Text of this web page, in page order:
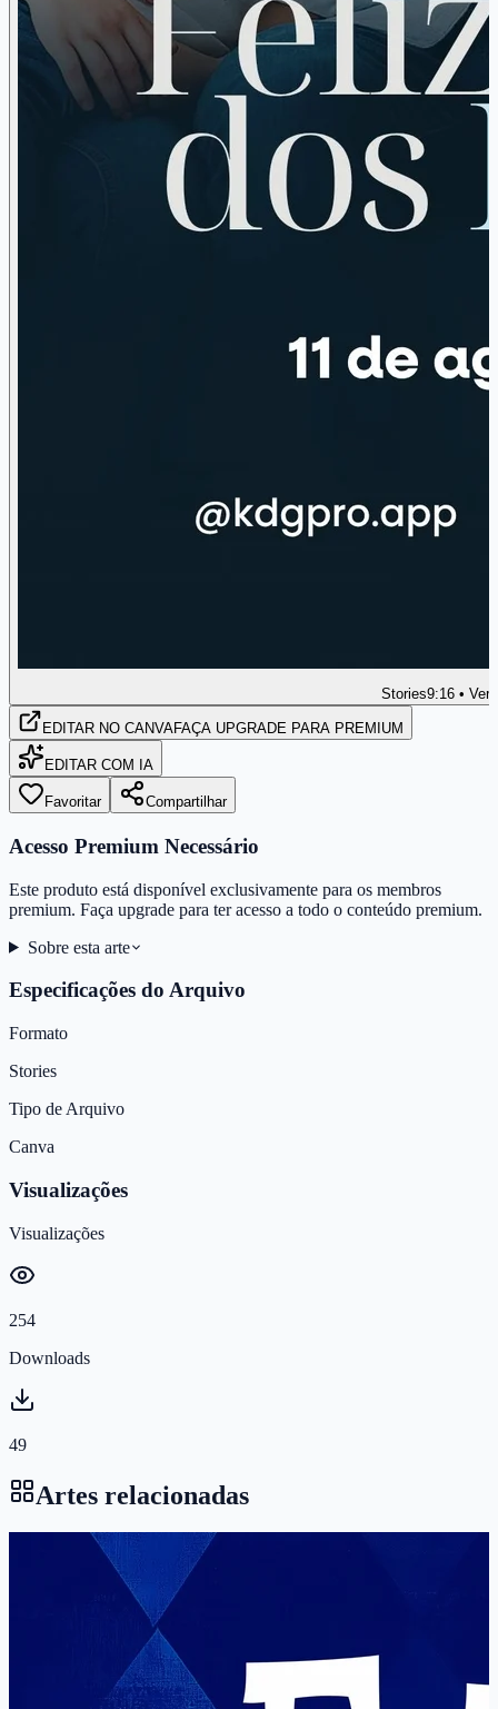
Stories9:16 •
EDITAR NO CANVAFAÇA UPGRADE PARA PREMIUM
EDITAR COM IA
Favoritar Compartilhar
Acesso Premium Necessário
Este produto está disponível exclusivamente para os membros
premium. Faça upgrade para ter acesso a todo o conteúdo premium.
Sobre esta arte
Especificações do Arquivo
Formato
Stories
Tipo de Arquivo
Canva
Visualizações
Visualizações
254
Downloads
49
Artes relacionadas